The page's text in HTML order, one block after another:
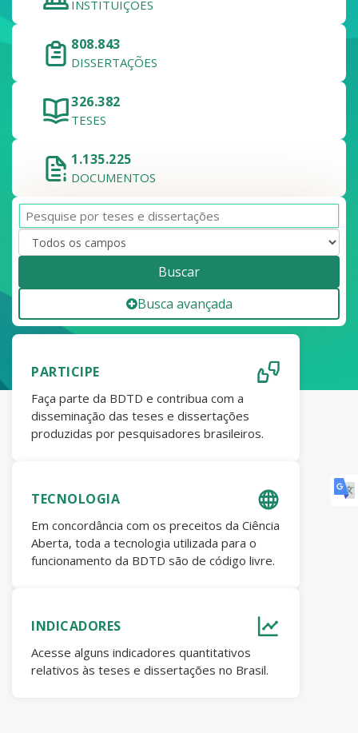
INSTITUIÇÕES
808.843
DISSERTAÇÕES
326.382
TESES
1.135.225
DOCUMENTOS
Buscar
Busca avançada
PARTICIPE
Faça parte da BDTD e contribua com a
disseminação das teses e dissertações
produzidas por pesquisadores brasileiros.
TECNOLOGIA
Em concordância com os preceitos da Ciência
Aberta, toda a tecnologia utilizada para o
funcionamento da BDTD são de código livre.
INDICADORES
Acesse alguns indicadores quantitativos
relativos às teses e dissertações no Brasil.